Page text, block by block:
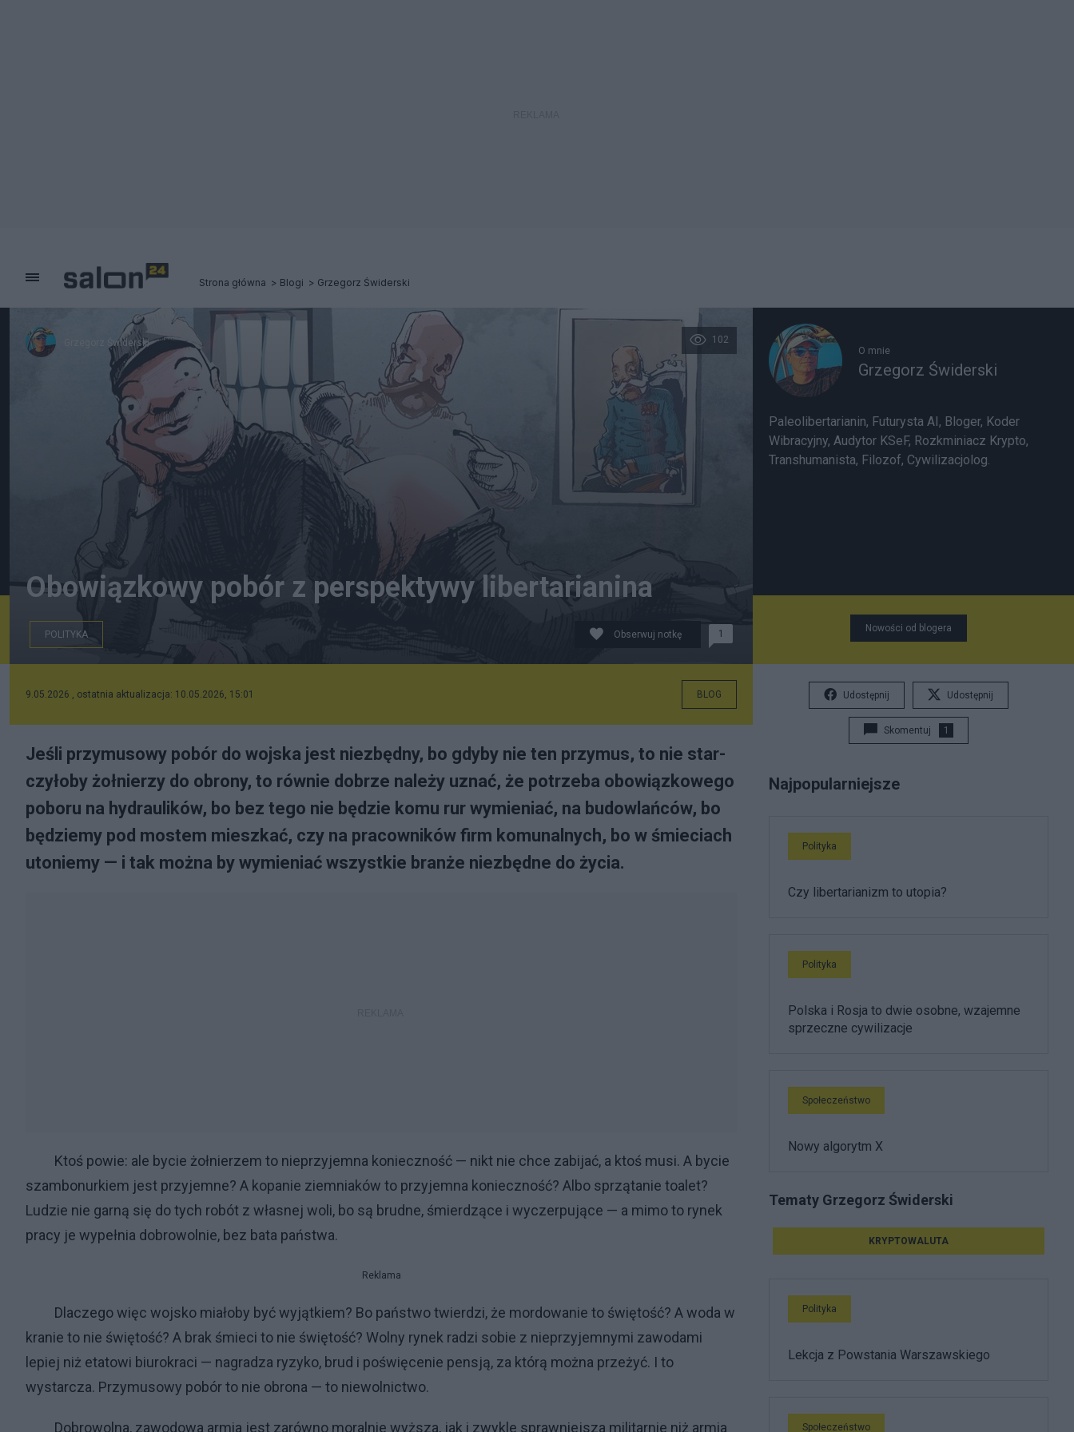
Strona główna Blogi Grzegorz Świderski
Grzegorz Świderski 102
Obowiązkowy pobór z perspektywy libertarianina
POLITYKA Obserwuj notkę 1
9.05.2026 , ostatnia aktualizacja: 10.05.2026, 15:01 BLOG
Je­śli przy­mu­so­wy po­bór do woj­ska je­st nie­zbęd­ny, bo gdy­by nie ten przy­mus, to nie star­
czy­ło­by żoł­nie­rzy do obro­ny, to rów­nie do­brze na­le­ży uznać, że po­trze­ba obo­wiąz­ko­we­go
po­bo­ru na hy­drau­li­ków, bo bez te­go nie bę­dzie ko­mu rur wy­mie­niać, na bu­dow­lań­ców, bo
bę­dzie­my pod mo­stem miesz­kać, czy na pra­cow­ni­ków firm ko­mu­nal­ny­ch, bo w śmie­cia­ch
uto­nie­my — i tak moż­na by wy­mie­niać wszyst­kie bran­że nie­zbęd­ne do ży­cia.
Ktoś powie: ale bycie żołnierzem to nieprzyjemna konieczność — nikt nie chce zabijać, a ktoś musi. A bycie
szambonurkiem jest przyjemne? A kopanie ziemniaków to przyjemna konieczność? Albo sprzątanie toalet?
Ludzie nie garną się do tych robót z własnej woli, bo są brudne, śmierdzące i wyczerpujące — a mimo to rynek
pracy je wypełnia dobrowolnie, bez bata państwa.
Reklama
Dlaczego więc wojsko miałoby być wyjątkiem? Bo państwo twierdzi, że mordowanie to świętość? A woda w
kranie to nie świętość? A brak śmieci to nie świętość? Wolny rynek radzi sobie z nieprzyjemnymi zawodami
lepiej niż etatowi biurokraci — nagradza ryzyko, brud i poświęcenie pensją, za którą można przeżyć. I to
wystarcza. Przymusowy pobór to nie obrona — to niewolnictwo.
Dobrowolna, zawodowa armia jest zarówno moralnie wyższa, jak i zwykle sprawniejsza militarnie niż armia
O mnie
Grzegorz Świderski
Paleolibertarianin, Futurysta AI, Bloger, Koder
Wibracyjny, Audytor KSeF, Rozkminiacz Krypto,
Transhumanista, Filozof, Cywilizacjolog.
Nowości od blogera
Udostępnij Udostępnij
Skomentuj 1
Najpopularniejsze
Polityka
Czy libertarianizm to utopia?
Polityka
Polska i Rosja to dwie osobne, wzajemne
sprzeczne cywilizacje
Społeczeństwo
Nowy algorytm X
Tematy Grzegorz Świderski
KRYPTOWALUTA
Polityka
Lekcja z Powstania Warszawskiego
Społeczeństwo